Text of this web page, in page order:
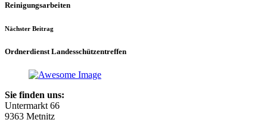
Reinigungsarbeiten
Nächster Beitrag
Ordnerdienst Landesschützentreffen
Sie finden uns:
Untermarkt 66
9363 Metnitz